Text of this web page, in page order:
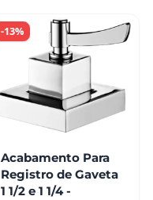
-13%
Acabamento Para
Registro de Gaveta
1 1/2 e 1 1/4 -